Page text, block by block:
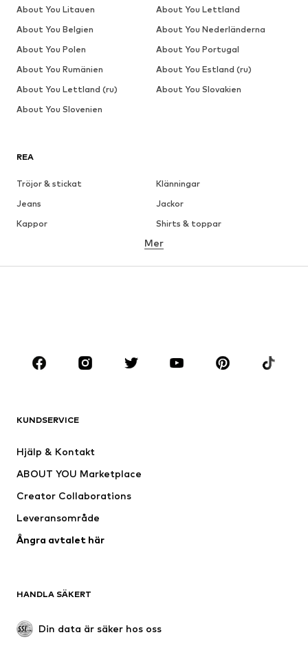
REA
Tröjor & stickat
Klänningar
Jeans
Jackor
Kappor
Shirts & toppar
Underkläder
Kjolar
Blusar & tunikor
Premium
Nytt
Underkläder
Kappor
Badkläder
Upcycling
Mer
KUNDSERVICE
Hjälp & Kontakt
ABOUT YOU Marketplace
Creator Collaborations
Leveransområde
Ångra avtalet här
HANDLA SÄKERT
Din data är säker hos oss
About You Litauen
About You Lettland
About You Belgien
About You Nederländerna
About You Polen
About You Portugal
About You Rumänien
About You Estland (ru)
About You Lettland (ru)
About You Slovakien
About You Slovenien